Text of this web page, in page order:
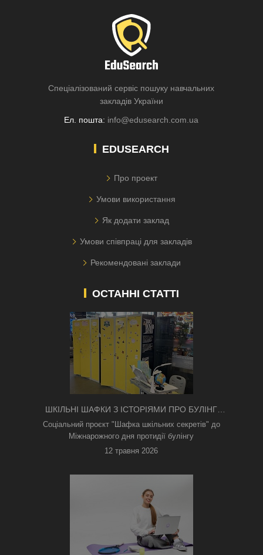
Спеціалізований сервіс пошуку навчальних
закладів України
Ел. пошта: info@edusearch.com.ua
EDUSEARCH
Про проект
Умови використання
Як додати заклад
Умови співпраці для закладів
Рекомендовані заклади
ОСТАННІ СТАТТІ
ШКІЛЬНІ ШАФКИ З ІСТОРІЯМИ ПРО БУЛІНГ
З'ЯВИЛИСЯ В КИЄВІ
Соціальний проєкт "Шафка шкільних секретів" до
Міжнарожного дня протидії булінгу
12 травня 2026